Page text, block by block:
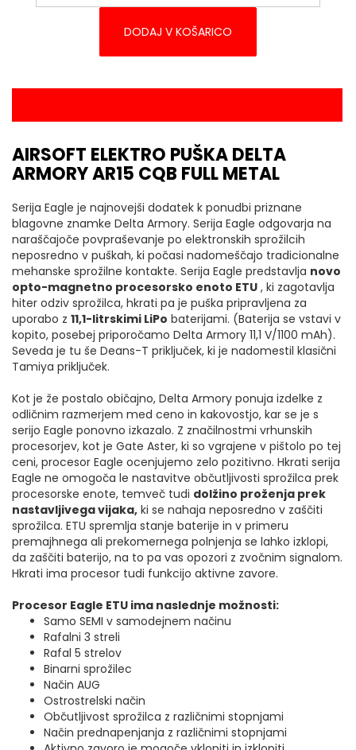
DODAJ V KOŠARICO
AIRSOFT ELEKTRO PUŠKA DELTA
ARMORY AR15 CQB FULL METAL
Serija Eagle je najnovejši dodatek k ponudbi priznane
blagovne znamke Delta Armory. Serija Eagle odgovarja na
naraščajoče povpraševanje po elektronskih sprožilcih
neposredno v puškah, ki počasi nadomeščajo tradicionalne
mehanske sprožilne kontakte. Serija Eagle predstavlja novo
opto-magnetno procesorsko enoto ETU , ki zagotavlja
hiter odziv sprožilca, hkrati pa je puška pripravljena za
uporabo z 11,1-litrskimi LiPo baterijami. (Baterija se vstavi v
kopito, posebej priporočamo Delta Armory 11,1 V/1100 mAh).
Seveda je tu še Deans-T priključek, ki je nadomestil klasični
Tamiya priključek.
Kot je že postalo običajno, Delta Armory ponuja izdelke z
odličnim razmerjem med ceno in kakovostjo, kar se je s
serijo Eagle ponovno izkazalo. Z značilnostmi vrhunskih
procesorjev, kot je Gate Aster, ki so vgrajene v pištolo po tej
ceni, procesor Eagle ocenjujemo zelo pozitivno. Hkrati serija
Eagle ne omogoča le nastavitve občutljivosti sprožilca prek
procesorske enote, temveč tudi dolžino proženja prek
nastavljivega vijaka, ki se nahaja neposredno v zaščiti
sprožilca. ETU spremlja stanje baterije in v primeru
premajhnega ali prekomernega polnjenja se lahko izklopi,
da zaščiti baterijo, na to pa vas opozori z zvočnim signalom.
Hkrati ima procesor tudi funkcijo aktivne zavore.
Procesor Eagle ETU ima naslednje možnosti:
Samo SEMI v samodejnem načinu
Rafalni 3 streli
Rafal 5 strelov
Binarni sprožilec
Način AUG
Ostrostrelski način
Občutljivost sprožilca z različnimi stopnjami
Način prednapenjanja z različnimi stopnjami